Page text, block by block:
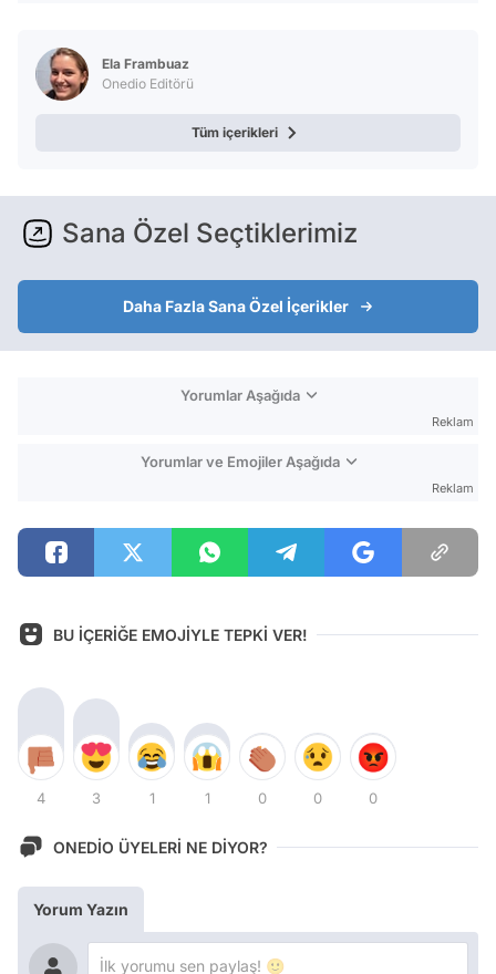
Ela Frambuaz
Onedio Editörü
Tüm içerikleri
Sana Özel Seçtiklerimiz
Daha Fazla Sana Özel İçerikler
Yorumlar Aşağıda
Reklam
Yorumlar ve Emojiler Aşağıda
Reklam
BU İÇERİĞE EMOJİYLE TEPKİ VER!
4 3 1 1 0 0 0
ONEDİO ÜYELERİ NE DİYOR?
Yorum Yazın